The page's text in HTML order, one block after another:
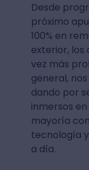
Desde
próximo
100% en
exterior, los
vez más
general,
dando por
inmersos
mayoría
tecnología
a día.